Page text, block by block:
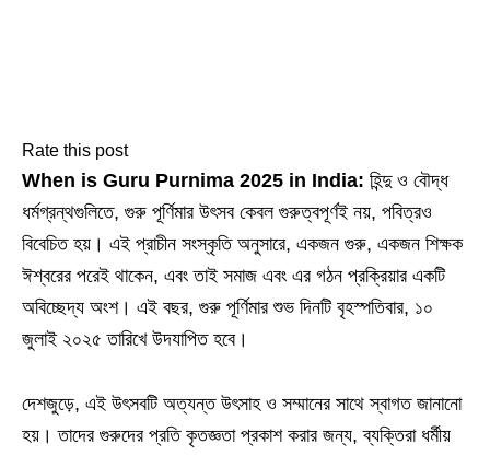
Rate this post
When is Guru Purnima 2025 in India: হিন্দু ও বৌদ্ধ
ধর্মগ্রন্থগুলিতে, গুরু পূর্ণিমার উৎসব কেবল গুরুত্বপূর্ণই নয়, পবিত্রও
বিবেচিত হয়। এই প্রাচীন সংস্কৃতি অনুসারে, একজন গুরু, একজন শিক্ষক
ঈশ্বরের পরেই থাকেন, এবং তাই সমাজ এবং এর গঠন প্রক্রিয়ার একটি
অবিচ্ছেদ্য অংশ। এই বছর, গুরু পূর্ণিমার শুভ দিনটি বৃহস্পতিবার, ১০
জুলাই ২০২৫ তারিখে উদযাপিত হবে।
দেশজুড়ে, এই উৎসবটি অত্যন্ত উৎসাহ ও সম্মানের সাথে স্বাগত জানানো
হয়। তাদের গুরুদের প্রতি কৃতজ্ঞতা প্রকাশ করার জন্য, ব্যক্তিরা ধর্মীয়